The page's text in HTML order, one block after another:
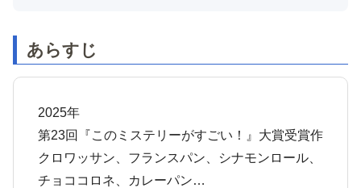
あらすじ
2025年
第23回『このミステリーがすごい！』大賞受賞作
クロワッサン、フランスパン、シナモンロール、
チョココロネ、カレーパン…